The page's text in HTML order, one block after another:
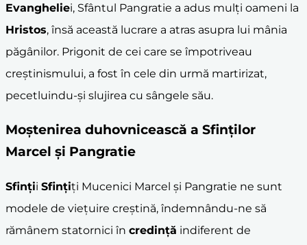
Evangheliei, Sfântul Pangratie a adus mulți oameni la
Hristos, însă această lucrare a atras asupra lui mânia
păgânilor. Prigonit de cei care se împotriveau
creștinismului, a fost în cele din urmă martirizat,
pecetluindu-și slujirea cu sângele său.
Moștenirea duhovnicească a Sfinților
Marcel și Pangratie
Sfinții Sfințiți Mucenici Marcel și Pangratie ne sunt
modele de viețuire creștină, îndemnându-ne să
rămânem statornici în credință indiferent de